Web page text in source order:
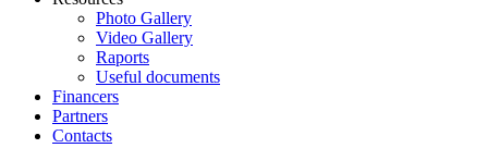
Photo Gallery
Video Gallery
Raports
Useful documents
Financers
Partners
Contacts